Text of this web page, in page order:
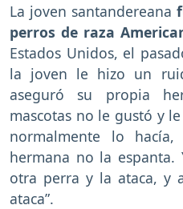
La joven santandereana
perros de raza
Estados Unidos, el
la joven le hizo un
aseguró su propia
mascotas no le gustó y
normalmente lo
hermana no la
otra perra y la ataca, y
ataca”.